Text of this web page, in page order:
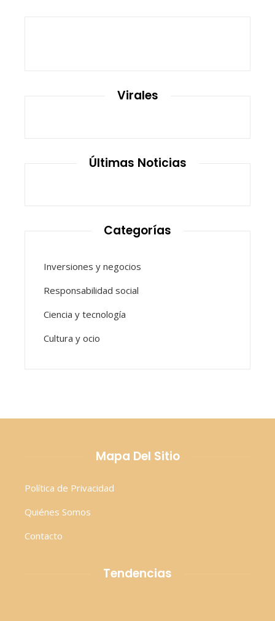
Virales
Últimas Noticias
Categorías
Inversiones y negocios
Responsabilidad social
Ciencia y tecnología
Cultura y ocio
Mapa Del Sitio
Política de Privacidad
Quiénes Somos
Contacto
Tendencias